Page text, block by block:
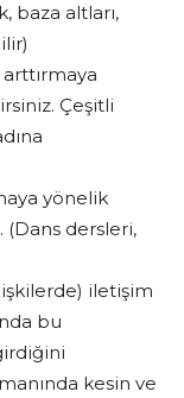
baza altları,
Çeşitli
yönelik
dersleri,
iletişim
bu
kesin ve